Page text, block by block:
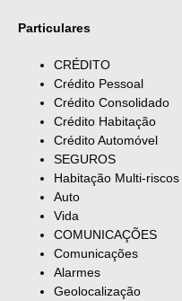
Particulares
CRÉDITO
Crédito Pessoal
Crédito Consolidado
Crédito Habitação
Crédito Automóvel
SEGUROS
Habitação Multi-riscos
Auto
Vida
COMUNICAÇÕES
Comunicações
Alarmes
Geolocalização